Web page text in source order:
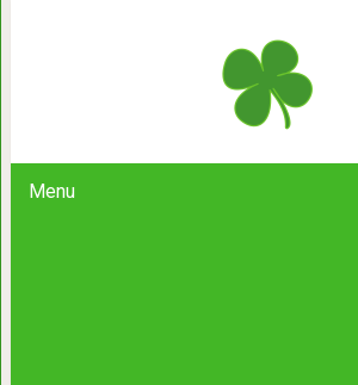
Menu
Вот сколько